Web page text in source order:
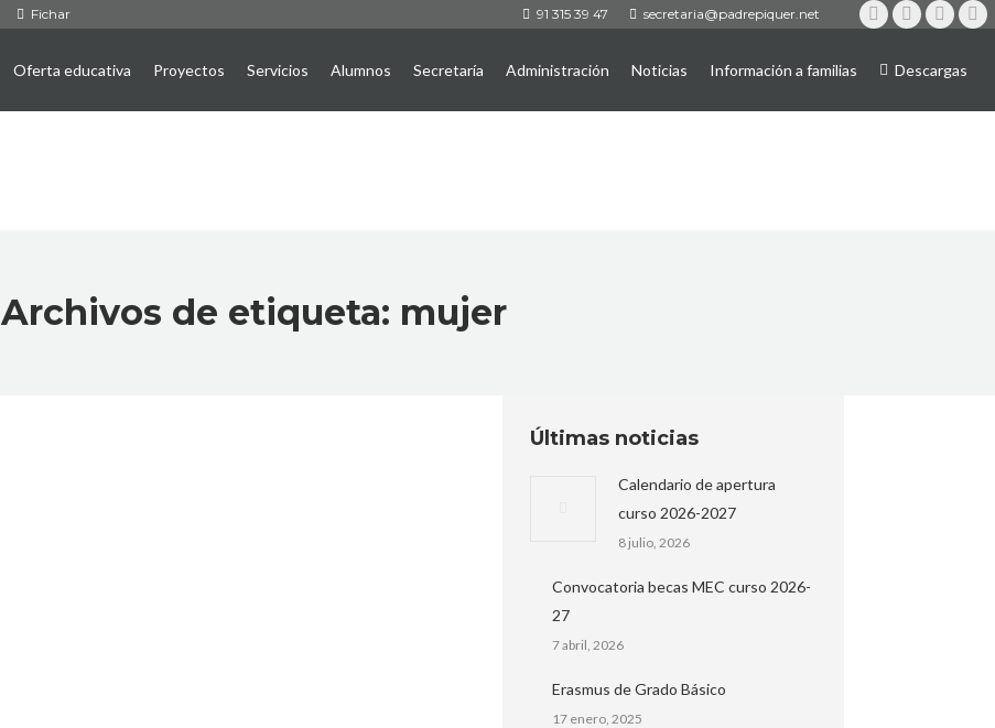
Fichar 91 315 39 47 secretaria@padrepiquer.net
Instagram
Twitter
Oferta educativa Proyectos Servicios Alumnos Secretaría Administración Noticias Información a familias Descargas
Archivos de etiqueta: mujer
Últimas noticias
Calendario de apertura
curso 2026-2027
8 julio, 2026
Convocatoria becas MEC curso 2026-
27
7 abril, 2026
Erasmus de Grado Básico
17 enero, 2025